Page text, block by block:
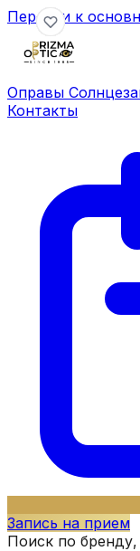
Перейти к
Оправы
Контакты
Запись на прием
Поиск по